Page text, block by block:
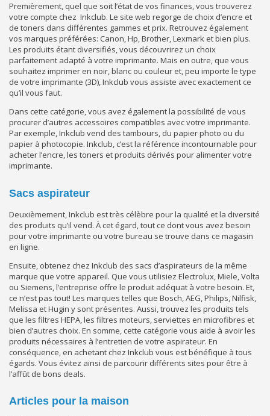
Premièrement, quel que soit l’état de vos finances, vous trouverez
votre compte chez Inkclub. Le site web regorge de choix d’encre et
de toners dans différentes gammes et prix. Retrouvez également
vos marques préférées: Canon, Hp, Brother, Lexmark et bien plus.
Les produits étant diversifiés, vous découvrirez un choix
parfaitement adapté à votre imprimante. Mais en outre, que vous
souhaitez imprimer en noir, blanc ou couleur et, peu importe le type
de votre imprimante (3D), Inkclub vous assiste avec exactement ce
qu’il vous faut.
Dans cette catégorie, vous avez également la possibilité de vous
procurer d’autres accessoires compatibles avec votre imprimante.
Par exemple, Inkclub vend des tambours, du papier photo ou du
papier à photocopie. Inkclub, c’est la référence incontournable pour
acheter l’encre, les toners et produits dérivés pour alimenter votre
imprimante.
Sacs aspirateur
Deuxièmement, Inkclub est très célèbre pour la qualité et la diversité
des produits qu’il vend. À cet égard, tout ce dont vous avez besoin
pour votre imprimante ou votre bureau se trouve dans ce magasin
en ligne.
Ensuite, obtenez chez Inkclub des sacs d’aspirateurs de la même
marque que votre appareil. Que vous utilisiez Electrolux, Miele, Volta
ou Siemens, l’entreprise offre le produit adéquat à votre besoin. Et,
ce n’est pas tout! Les marques telles que Bosch, AEG, Philips, Nilfisk,
Melissa et Hugin y sont présentes. Aussi, trouvez les produits tels
que les filtres HEPA, les filtres moteurs, serviettes en microfibres et
bien d’autres choix. En somme, cette catégorie vous aide à avoir les
produits nécessaires à l’entretien de votre aspirateur. En
conséquence, en achetant chez Inkclub vous est bénéfique à tous
égards. Vous évitez ainsi de parcourir différents sites pour être à
l’affût de bons deals.
Articles pour la maison